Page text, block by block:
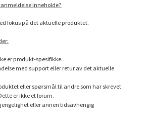
inneholde?
fokus på det aktuelle produktet.
er produkt-spesifikke.
med support eller retur av det aktuelle
eller spørsmål til andre som har skrevet
er ikke et forum.
eller annen tidsavhengig